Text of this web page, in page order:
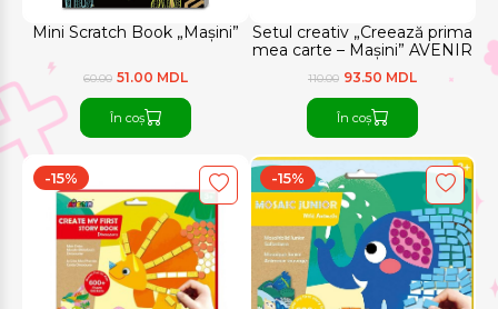
Mini Scratch Book „Mașini”
60.00 51.00 MDL
În coș
Setul creativ „Creează prima
mea carte – Mașini” AVENIR
110.00 93.50 MDL
În coș
-15% -15%